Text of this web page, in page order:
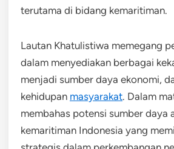
terutama di bidang kemaritiman.
Lautan Khatulistiwa memegang
dalam menyediakan berbagai
menjadi sumber daya ekonomi,
kehidupan masyarakat. Dalam
membahas potensi sumber daya
kemaritiman Indonesia yang